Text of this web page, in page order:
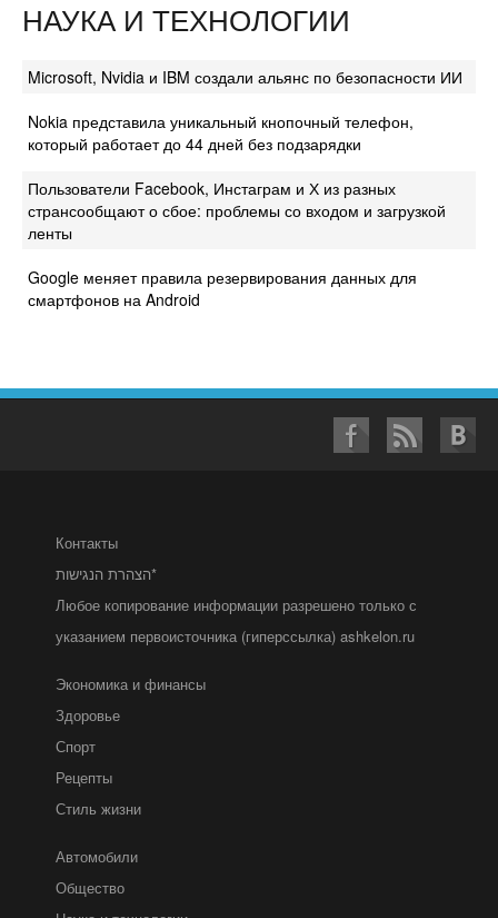
НАУКА И ТЕХНОЛОГИИ
Microsoft, Nvidia и IBM создали альянс по безопасности ИИ
Nokia представила уникальный кнопочный телефон,
который работает до 44 дней без подзарядки
Пользователи Facebook, Инстаграм и Х из разных
странсообщают о сбое: проблемы со входом и загрузкой
ленты
Google меняет правила резервирования данных для
смартфонов на Android
Контакты
הצהרת הנגישות*
Любое копирование информации разрешено только с
указанием первоисточника (гиперссылка) ashkelon.ru
Экономика и финансы
Здоровье
Спорт
Рецепты
Стиль жизни
Автомобили
Общество